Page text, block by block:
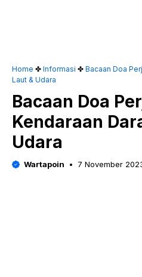
Home ✤ Informasi ✤ Bacaan Doa
Laut & Udara
Bacaan Doa
Kendaraan
Udara
Wartapoin 7 November